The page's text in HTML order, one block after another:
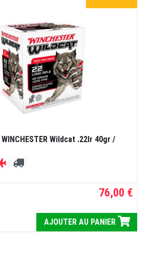
Wildcat .22lr 40gr /
76,00 €
AJOUTER AU PANIER